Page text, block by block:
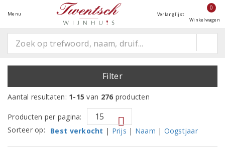
Menu Verlanglijst
0
Winkelwagen
Filter
Aantal resultaten: 1-15 van 276 producten
Producten per pagina:
Sorteer op:
Best verkocht | Prijs | Naam | Oogstjaar